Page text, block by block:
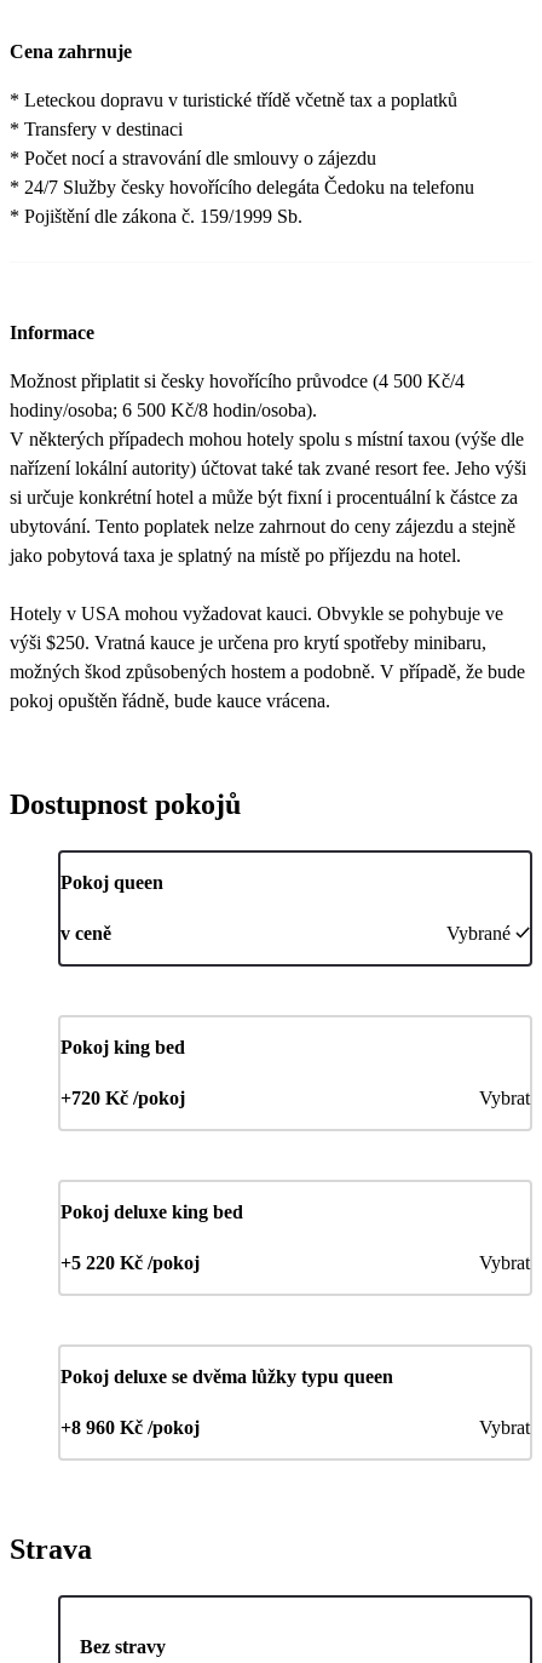
Cena zahrnuje
* Leteckou dopravu v turistické třídě včetně tax a poplatků
* Transfery v destinaci
* Počet nocí a stravování dle smlouvy o zájezdu
* 24/7 Služby česky hovořícího delegáta Čedoku na telefonu
* Pojištění dle zákona č. 159/1999 Sb.
Informace
Možnost připlatit si česky hovořícího průvodce (4 500 Kč/4
hodiny/osoba; 6 500 Kč/8 hodin/osoba).
V některých případech mohou hotely spolu s místní taxou (výše dle
nařízení lokální autority) účtovat také tak zvané resort fee. Jeho výši
si určuje konkrétní hotel a může být fixní i procentuální k částce za
ubytování. Tento poplatek nelze zahrnout do ceny zájezdu a stejně
jako pobytová taxa je splatný na místě po příjezdu na hotel.
Hotely v USA mohou vyžadovat kauci. Obvykle se pohybuje ve
výši $250. Vratná kauce je určena pro krytí spotřeby minibaru,
možných škod způsobených hostem a podobně. V případě, že bude
pokoj opuštěn řádně, bude kauce vrácena.
Dostupnost pokojů
Pokoj queen
v ceně Vybrané
Pokoj king bed
+720 Kč /pokoj Vybrat
Pokoj deluxe king bed
+5 220 Kč /pokoj Vybrat
Pokoj deluxe se dvěma lůžky typu queen
+8 960 Kč /pokoj Vybrat
Strava
Bez stravy